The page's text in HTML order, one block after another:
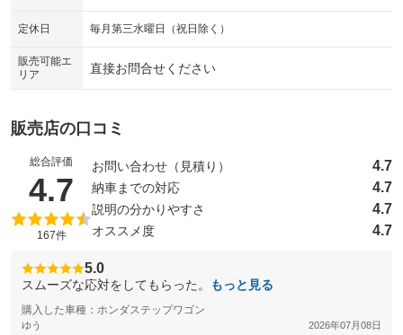
定休日 毎月第三水曜日（祝日除く）
販売可能エ
リア
直接お問合せください
販売店の口コミ
総合評価
4.7 （5点満点中）
167件
お問い合わせ（見積り） 4.7
納車までの対応 4.7
説明の分かりやすさ 4.7
オススメ度 4.7
5.0
スムーズな応対をしてもらった。 もっと見る
購入した車種：ホンダステップワゴン
ゆう 2026年07月08日